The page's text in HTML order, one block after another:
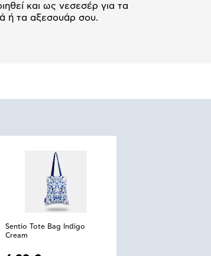
και ως νεσεσέρ για τα
ή τα αξεσουάρ σου.
Sentio Tote Bag Indigo
Cream